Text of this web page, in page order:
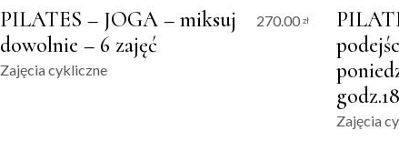
PILATES – JOGA – miksuj
dowolnie – 6 zajęć
270.00 zł
Zajęcia cykliczne
Zajęcia